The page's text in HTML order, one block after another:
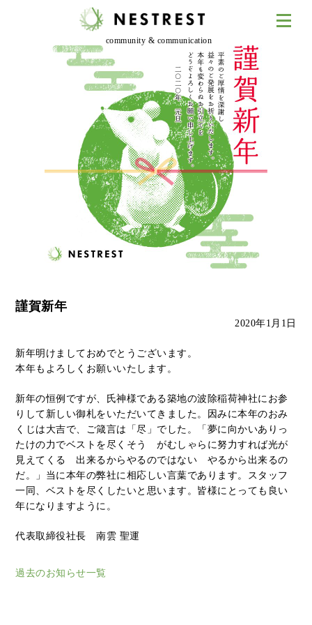
community & communication
謹賀新年
2020年1月1日
新年明けましておめでとうございます。
本年もよろしくお願いいたします。
新年の恒例ですが、氏神様である築地の波除稲荷神社にお参
りして新しい御札をいただいてきました。因みに本年のおみ
くじは大吉で、ご箴言は「尽」でした。「夢に向かいありっ
たけの力でベストを尽くそう がむしゃらに努力すれば光が
見えてくる 出来るからやるのではない やるから出来るの
だ。」当に本年の弊社に相応しい言葉であります。スタッフ
一同、ベストを尽くしたいと思います。皆様にとっても良い
年になりますように。
代表取締役社長 南雲 聖運
過去のお知らせ一覧